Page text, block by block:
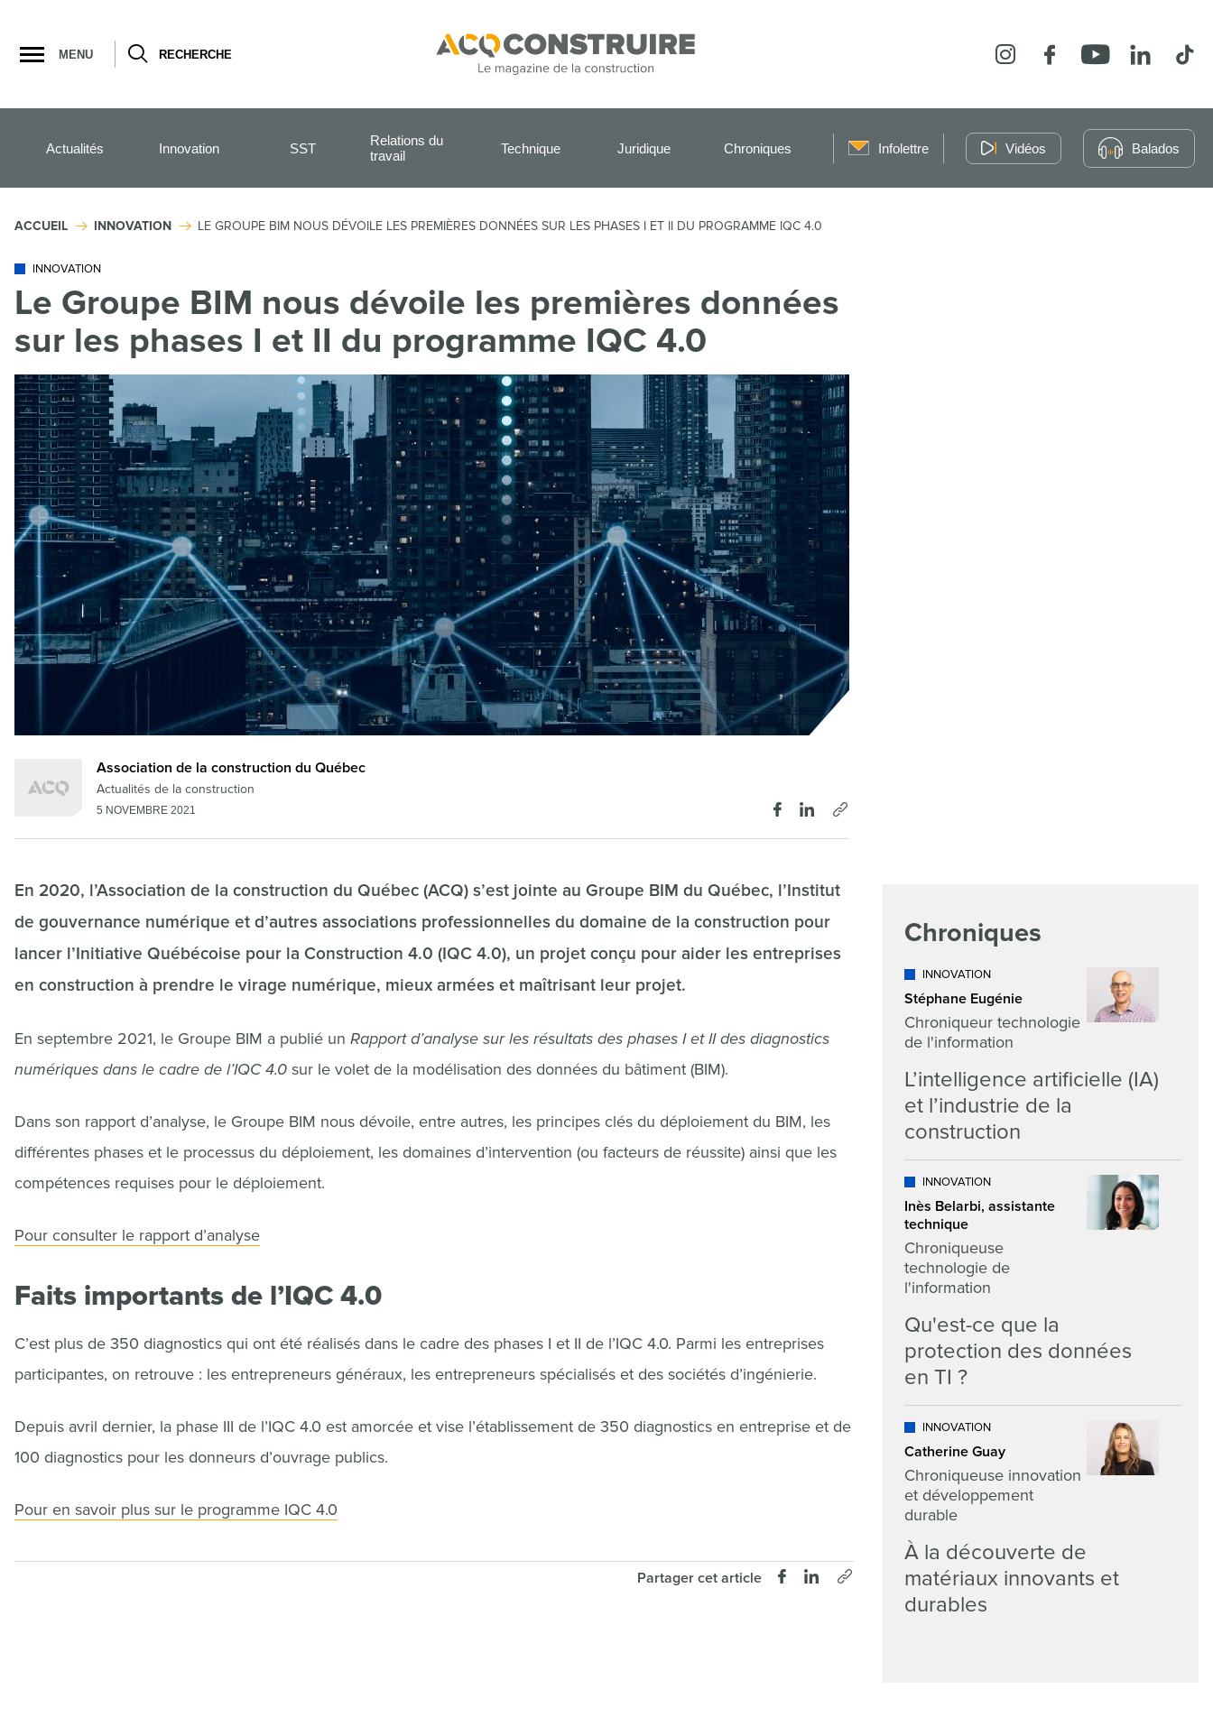
la
navigation
MENU RECHERCHE InstagramFacebookYouTubeLinkedIn
Actualités Innovation SST
Relations du
travail
Technique Juridique Chroniques Infolettre Vidéos Balados
ACCUEIL INNOVATION LE GROUPE BIM NOUS DÉVOILE LES PREMIÈRES DONNÉES SUR LES PHASES I ET II DU PROGRAMME IQC 4.0
INNOVATION
Le Groupe BIM nous dévoile les premières données
sur les phases I et II du programme IQC 4.0
Association de la construction du Québec
Actualités de la construction
5 NOVEMBRE 2021
En 2020, l’Association de la construction du Québec (ACQ) s’est jointe au Groupe BIM du Québec, l’Institut
de gouvernance numérique et d’autres associations professionnelles du domaine de la construction pour
lancer l’Initiative Québécoise pour la Construction 4.0 (IQC 4.0), un projet conçu pour aider les entreprises
en construction à prendre le virage numérique, mieux armées et maîtrisant leur projet.
En septembre 2021, le Groupe BIM a publié un Rapport d’analyse sur les résultats des phases I et II des diagnostics
numériques dans le cadre de l’IQC 4.0 sur le volet de la modélisation des données du bâtiment (BIM).
Dans son rapport d’analyse, le Groupe BIM nous dévoile, entre autres, les principes clés du déploiement du BIM, les
différentes phases et le processus du déploiement, les domaines d’intervention (ou facteurs de réussite) ainsi que les
compétences requises pour le déploiement.
Pour consulter le rapport d’analyse
Faits importants de l’IQC 4.0
C’est plus de 350 diagnostics qui ont été réalisés dans le cadre des phases I et II de l’IQC 4.0. Parmi les entreprises
participantes, on retrouve : les entrepreneurs généraux, les entrepreneurs spécialisés et des sociétés d’ingénierie.
Depuis avril dernier, la phase III de l’IQC 4.0 est amorcée et vise l’établissement de 350 diagnostics en entreprise et de
100 diagnostics pour les donneurs d’ouvrage publics.
Pour en savoir plus sur le programme IQC 4.0
Partager cet article
Chroniques
INNOVATION
Stéphane Eugénie
Chroniqueur technologie
de l'information
L’intelligence artificielle (IA)
et l’industrie de la
construction
INNOVATION
Inès Belarbi, assistante
technique
Chroniqueuse
technologie de
l'information
Qu'est-ce que la
protection des données
en TI ?
INNOVATION
Catherine Guay
Chroniqueuse innovation
et développement
durable
À la découverte de
matériaux innovants et
durables